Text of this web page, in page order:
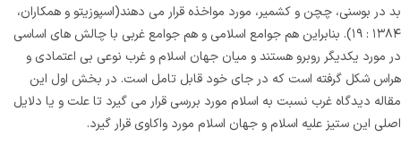
بد در بوسنی، چچن و کشمیر، مورد مواخذه قرار می دهند(اسپوزیتو و همکاران،
۱۳۸۴ : ۱۹). بنابراین هم جوامع اسلامی و هم جوامع غربی با چالش های اساسی
در مورد یکدیگر روبرو هستند و میان جهان اسلام و غرب نوعی بی اعتمادی و
هراس شکل گرفته است که در جای خود قابل تامل است. در بخش اول این
مقاله دیدگاه غرب نسبت به اسلام مورد بررسی قرار می گیرد تا علت و یا دلایل
اصلی این ستیز علیه اسلام و جهان اسلام مورد واکاوی قرار گیرد.